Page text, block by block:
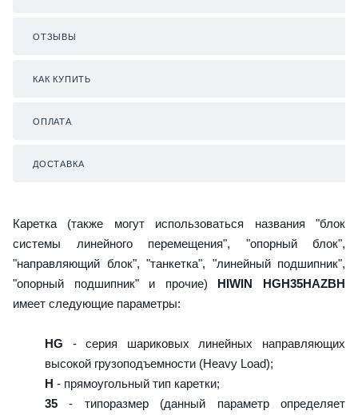
ОТЗЫВЫ
КАК КУПИТЬ
ОПЛАТА
ДОСТАВКА
Каретка (также могут использоваться названия "блок
системы линейного перемещения", "опорный блок",
"направляющий блок", "танкетка", "линейный подшипник",
"опорный подшипник" и прочие) HIWIN HGH35HAZBH
имеет следующие параметры:
HG - серия шариковых линейных направляющих
высокой грузоподъемности (Heavy Load);
H - прямоугольный тип каретки;
35 - типоразмер (данный параметр определяет